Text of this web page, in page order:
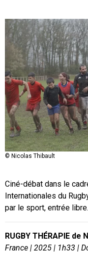
© Nicolas Thibault
Ciné-débat dans le
Internationales du
par le sport, entrée libre.
RUGBY THÉRAPIE de
France | 2025 | 1h33 |